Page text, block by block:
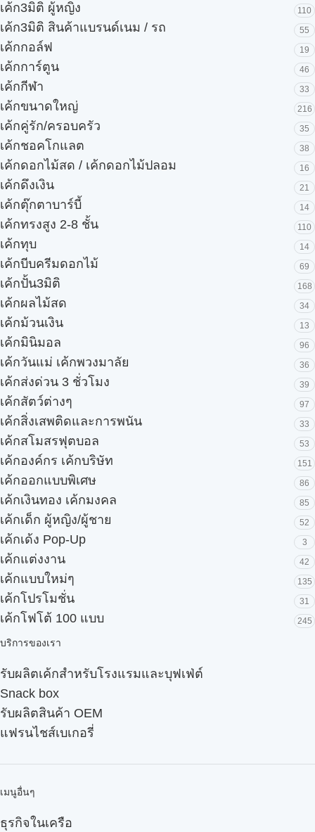
เค้ก3มิติ ผู้หญิง 110
เค้ก3มิติ สินค้าแบรนด์เนม / รถ 55
เค้กกอล์ฟ 19
เค้กการ์ตูน 46
เค้กกีฬา 33
เค้กขนาดใหญ่ 216
เค้กคู่รัก/ครอบครัว 35
เค้กชอคโกแลต 38
เค้กดอกไม้สด / เค้กดอกไม้ปลอม 16
เค้กดึงเงิน 21
เค้กตุ๊กตาบาร์บี้ 14
เค้กทรงสูง 2-8 ชั้น 110
เค้กทุบ 14
เค้กบีบครีมดอกไม้ 69
เค้กปั้น3มิติ 168
เค้กผลไม้สด 34
เค้กม้วนเงิน 13
เค้กมินิมอล 96
เค้กวันแม่ เค้กพวงมาลัย 36
เค้กส่งด่วน 3 ชั่วโมง 39
เค้กสัตว์ต่างๆ 97
เค้กสิ่งเสพติดและการพนัน 33
เค้กสโมสรฟุตบอล 53
เค้กองค์กร เค้กบริษัท 151
เค้กออกแบบพิเศษ 86
เค้กเงินทอง เค้กมงคล 85
เค้กเด็ก ผู้หญิง/ผู้ชาย 52
เค้กเด้ง Pop-Up 3
เค้กแต่งงาน 42
เค้กแบบใหม่ๆ 135
เค้กโปรโมชั่น 31
เค้กโฟโต้ 100 แบบ 245
บริการของเรา
รับผลิตเค้กสำหรับโรงแรมและบุฟเฟ่ต์
Snack box
รับผลิตสินค้า OEM
แฟรนไชส์เบเกอรี่
เมนูอื่นๆ
ธุรกิจในเครือ